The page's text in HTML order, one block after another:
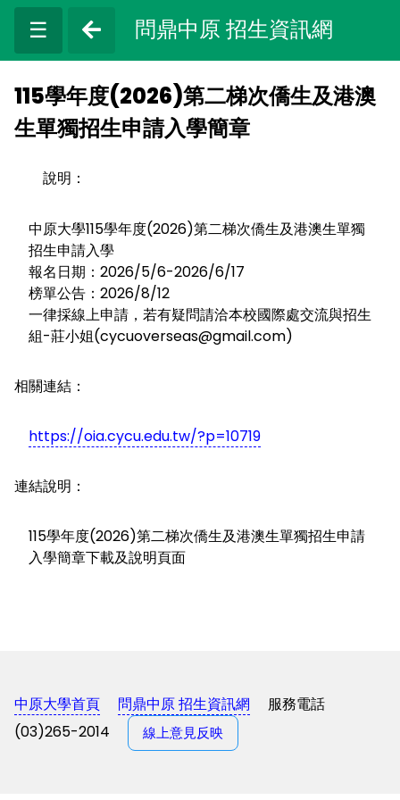
☰ 問鼎中原 招生資訊網
115學年度(2026)第二梯次僑生及港澳
生單獨招生申請入學簡章
說明：
中原大學115學年度(2026)第二梯次僑生及港澳生單獨
招生申請入學
報名日期：2026/5/6-2026/6/17
榜單公告：2026/8/12
一律採線上申請，若有疑問請洽本校國際處交流與招生
組-莊小姐(cycuoverseas@gmail.com)
相關連結：
https://oia.cycu.edu.tw/?p=10719
連結說明：
115學年度(2026)第二梯次僑生及港澳生單獨招生申請
入學簡章下載及說明頁面
中原大學首頁 問鼎中原 招生資訊網
服務電話
(03)265-2014
線上意見反映